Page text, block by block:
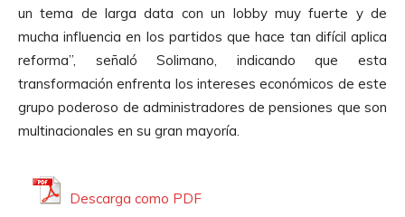
un tema de larga data con un lobby muy fuerte y de
mucha influencia en los partidos que hace tan difícil aplica
reforma”, señaló Solimano, indicando que esta
transformación enfrenta los intereses económicos de este
grupo poderoso de administradores de pensiones que son
multinacionales en su gran mayoría.
Descarga como PDF